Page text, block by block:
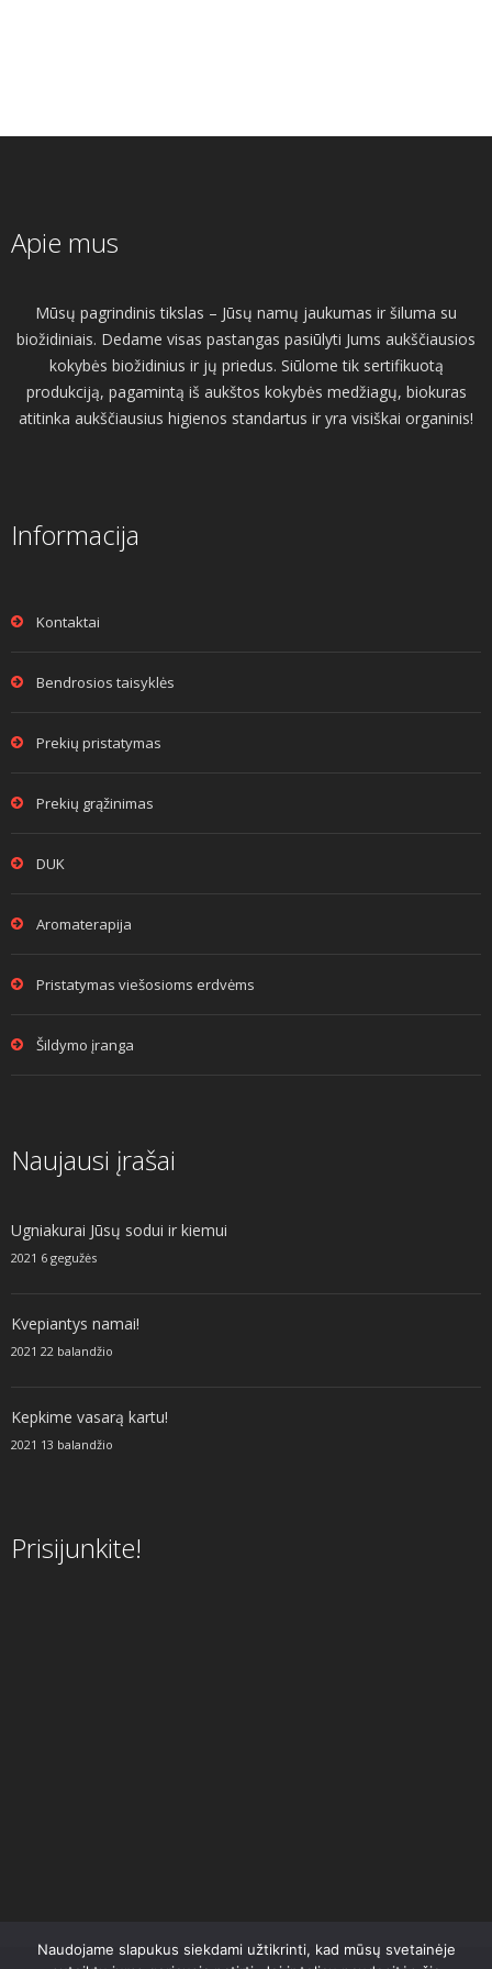
Apie mus
Mūsų pagrindinis tikslas – Jūsų namų jaukumas ir šiluma su
biožidiniais. Dedame visas pastangas pasiūlyti Jums aukščiausios
kokybės biožidinius ir jų priedus. Siūlome tik sertifikuotą
produkciją, pagamintą iš aukštos kokybės medžiagų, biokuras
atitinka aukščiausius higienos standartus ir yra visiškai organinis!
Informacija
Kontaktai
Bendrosios taisyklės
Prekių pristatymas
Prekių grąžinimas
DUK
Aromaterapija
Pristatymas viešosioms erdvėms
Šildymo įranga
Naujausi įrašai
Ugniakurai Jūsų sodui ir kiemui
2021 6 gegužės
Kvepiantys namai!
2021 22 balandžio
Kepkime vasarą kartu!
2021 13 balandžio
Prisijunkite!
Naudojame slapukus siekdami užtikrinti, kad mūsų svetainėje